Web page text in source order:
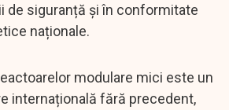
de siguranță și în conformitate
naționale.
modulare mici este un
internațională fără precedent,